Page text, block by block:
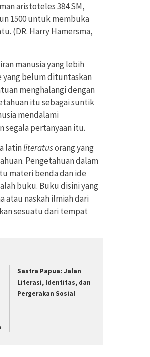
aristoteles 384 SM,
1500 untuk membuka
(DR. Harry Hamersma,
manusia yang lebih
yang belum dituntaskan
menghalangi dengan
itu sebagai suntik
mendalami
segala pertanyaan itu.
latinliteratusorang yang
Pengetahuan dalam
materi benda dan ide
buku. Buku disini yang
atau naskah ilmiah dari
sesuatu dari tempat
Sastra Papua: Jalan
Literasi, Identitas, dan
Pergerakan Sosial